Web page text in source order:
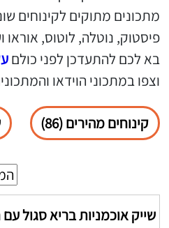
מתכונים מתוקים לקינוחים
פיסטוק, נוטלה, לוטוס,
בא לכם להתעדכן לפני כולם
וצפו במתכוני הוידאו
קינוחים מהירים (86)
שייק אוכמניות בריא סגול עם